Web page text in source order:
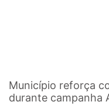
Município reforça
durante campanha